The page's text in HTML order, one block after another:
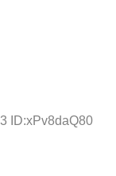
ID:xPv8daQ80